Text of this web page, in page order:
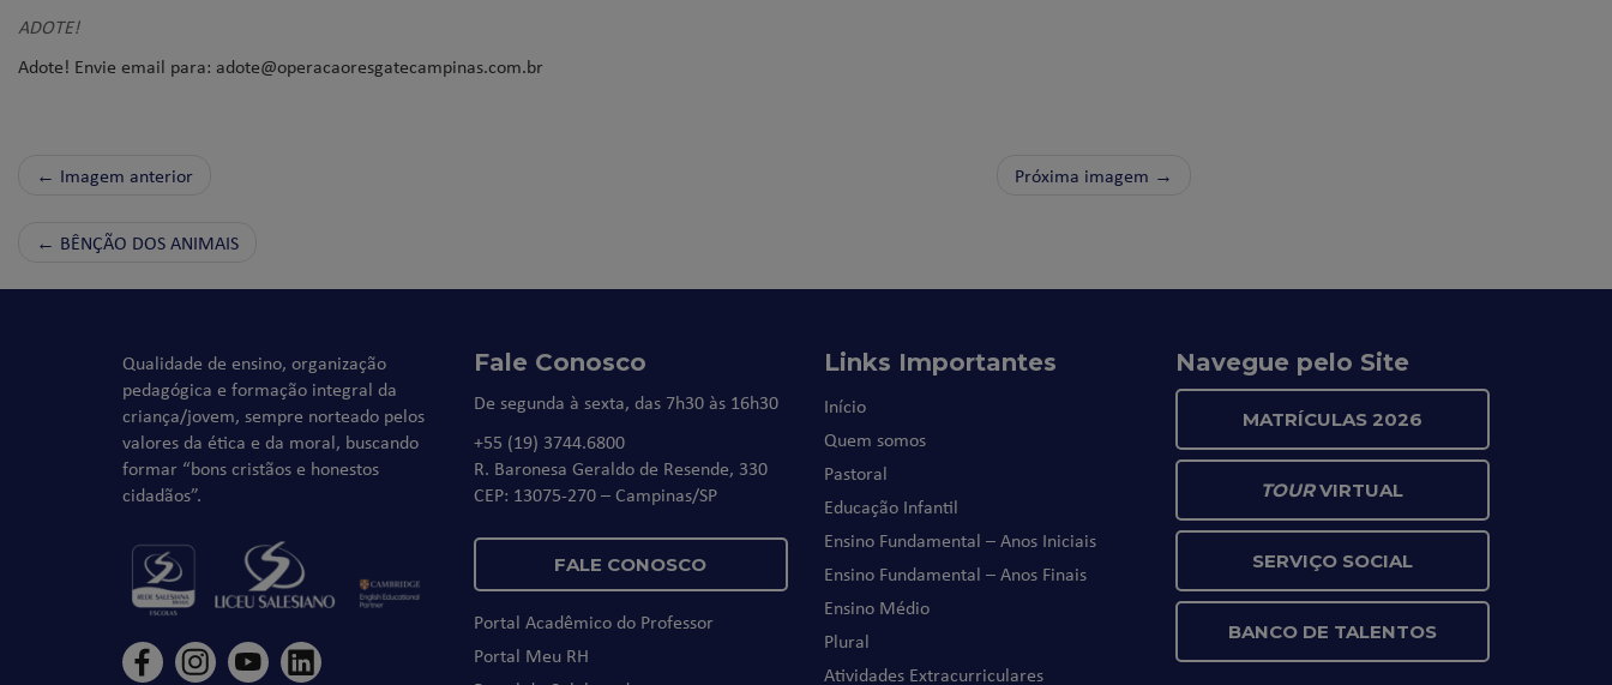
ADOTE!
Adote! Envie email para: adote@operacaoresgatecampinas.com.br
← Imagem anterior Próxima imagem →
← BÊNÇÃO DOS ANIMAIS
Qualidade de ensino, organização
pedagógica e formação integral da
criança/jovem, sempre norteado pelos
valores da ética e da moral, buscando
formar “bons cristãos e honestos
cidadãos”.
Fale Conosco
De segunda à sexta, das 7h30 às 16h30
+55 (19) 3744.6800
R. Baronesa Geraldo de Resende, 330
CEP: 13075-270 – Campinas/SP
FALE CONOSCO
Portal Acadêmico do Professor
Portal Meu RH
Links Importantes
Início
Quem somos
Pastoral
Educação Infantil
Ensino Fundamental – Anos Iniciais
Ensino Fundamental – Anos Finais
Ensino Médio
Plural
Atividades Extracurriculares
Navegue pelo Site
MATRÍCULAS 2026
TOURVIRTUAL
SERVIÇO SOCIAL
BANCO DE TALENTOS